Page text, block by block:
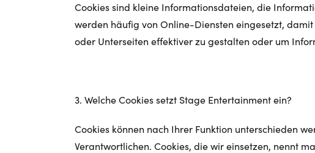
Cookies sind kleine Informationsdateien, die
werden häufig von Online-Diensten eingesetzt,
oder Unterseiten effektiver zu gestalten oder um
3. Welche Cookies setzt Stage Entertainment ein?
Cookies können nach Ihrer Funktion unterschieden
Verantwortlichen. Cookies, die wir einsetzen, nennt